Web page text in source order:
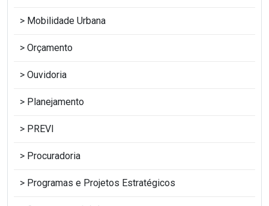
Mobilidade Urbana
Orçamento
Ouvidoria
Planejamento
PREVI
Procuradoria
Programas e Projetos Estratégicos